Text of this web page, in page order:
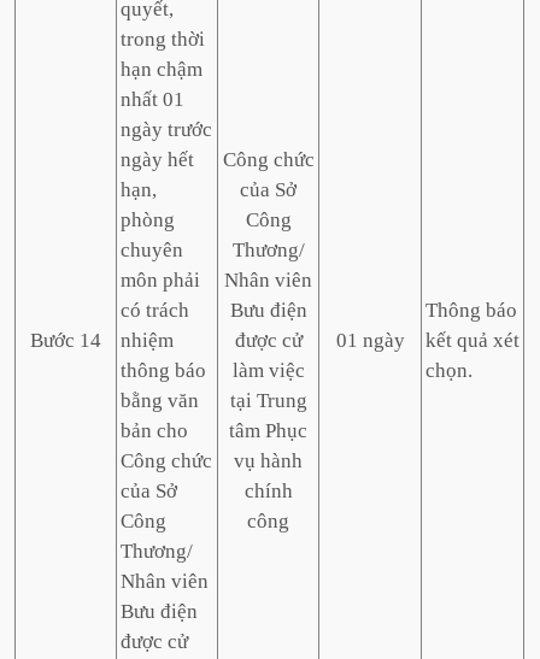
Bước 14
quyết,
trong thời
hạn chậm
nhất 01
ngày trước
ngày hết
hạn,
phòng
chuyên
môn phải
có trách
nhiệm
thông báo
bằng văn
bản cho
Công chức
của Sở
Công
Thương/
Nhân viên
Bưu điện
được cử
Công chức
của Sở
Công
Thương/
Nhân viên
Bưu điện
được cử
làm việc
tại Trung
tâm Phục
vụ hành
chính
công
01 ngày
Thông báo
kết quả xét
chọn.